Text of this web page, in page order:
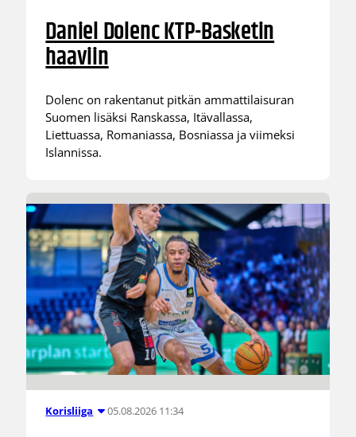
Daniel Dolenc KTP-Basketin
haaviin
Dolenc on rakentanut pitkän ammattilaisuran
Suomen lisäksi Ranskassa, Itävallassa,
Liettuassa, Romaniassa, Bosniassa ja viimeksi
Islannissa.
Korisliiga 05.08.2026 11:34